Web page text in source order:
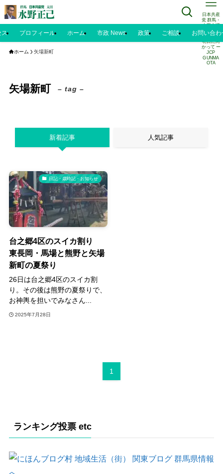
日本共産
党 群馬・
太田市議
水野正己
のブログ |
明日に向
かって ー
JCP
GUNMA
OTA
ス プロフィール ホーム 市政 News 政策 ご相談 お問い合わ
ホーム 矢場新町
矢場新町 – tag –
新着記事 人気記事
日記・歳時記・お知らせ
台之郷4区のスイカ割り
東長岡・馬場と熊野と矢場
新町の夏祭り
26日は台之郷4区のスイカ割
り。その後は熊野の夏祭りで、
お神輿を担いでみなさん...
2025年7月28日
1
ランキング投票 etc